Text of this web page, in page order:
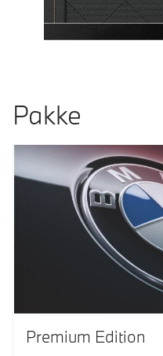
Pakke
Premium Edition